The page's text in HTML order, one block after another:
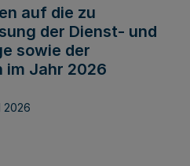
auf die zu
der Dienst- und
sowie der
im Jahr 2026
2026